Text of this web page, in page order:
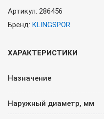
Артикул: 286456
Бренд: KLINGSPOR
ХАРАКТЕРИСТИКИ
Назначение
Наружный диаметр, мм